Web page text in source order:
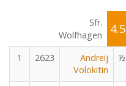
Sfr.
Wolfhagen
4.5
1
2623
Andreij
Volokitin
½